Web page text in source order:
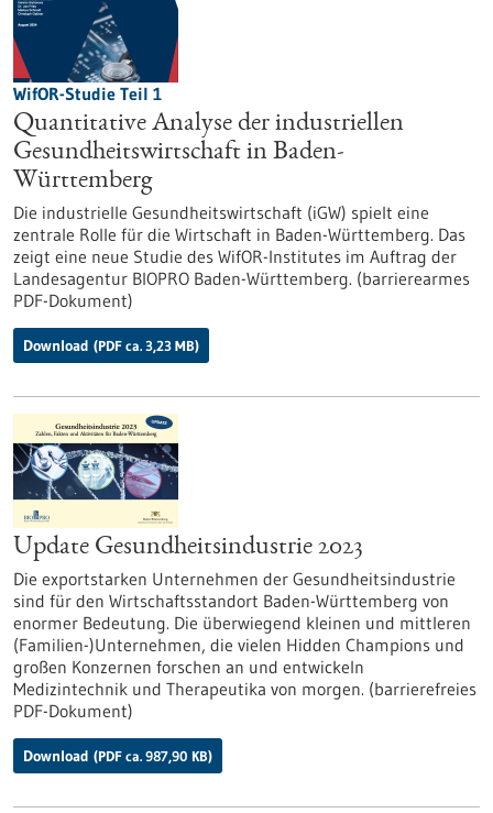
WifOR-Studie Teil 1
Quantitative Analyse der industriellen
Gesundheitswirtschaft in Baden-
Württemberg
Die industrielle Gesundheitswirtschaft (iGW) spielt eine
zentrale Rolle für die Wirtschaft in Baden-Württemberg. Das
zeigt eine neue Studie des WifOR-Institutes im Auftrag der
Landesagentur BIOPRO Baden-Württemberg. (barrierearmes
PDF-Dokument)
Download (PDF ca. 3,23 MB)
Update Gesundheitsindustrie 2023
Die exportstarken Unternehmen der Gesundheitsindustrie
sind für den Wirtschaftsstandort Baden-Württemberg von
enormer Bedeutung. Die überwiegend kleinen und mittleren
(Familien-)Unternehmen, die vielen Hidden Champions und
großen Konzernen forschen an und entwickeln
Medizintechnik und Therapeutika von morgen. (barrierefreies
PDF-Dokument)
Download (PDF ca. 987,90 KB)